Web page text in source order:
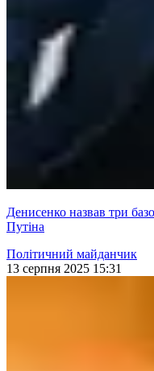
Денисенко назвав три
Путіна
Політичний майданчик
13 серпня 2025 15:31